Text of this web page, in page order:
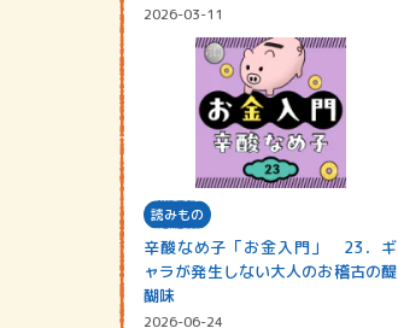
2026-03-11
読みもの
辛酸なめ子「お金入門」 23．ギ
ャラが発生しない大人のお稽古の醍
醐味
2026-06-24